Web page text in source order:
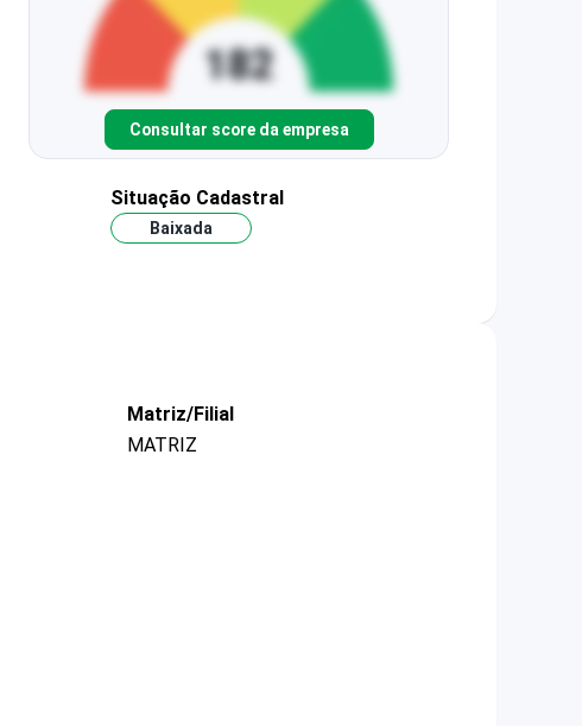
Consultar score da empresa
Situação Cadastral
Baixada
Matriz/Filial
MATRIZ